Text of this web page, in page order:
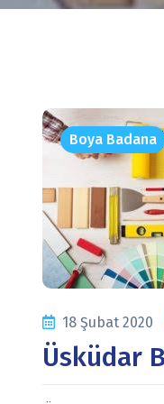
Boya Badana
18 Şubat 2020
Üsküdar